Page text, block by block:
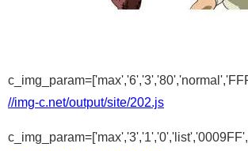
//img-c.net/output/site/202.js